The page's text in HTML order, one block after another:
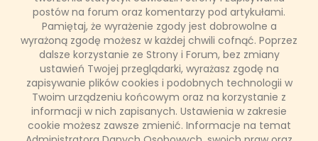
postów na forum oraz komentarzy pod artykułami.
Pamiętaj, że wyrażenie zgody jest dobrowolne a
wyrażoną zgodę możesz w każdej chwili cofnąć. Poprzez
dalsze korzystanie ze Strony i Forum, bez zmiany
ustawień Twojej przeglądarki, wyrażasz zgodę na
zapisywanie plików cookies i podobnych technologii w
Twoim urządzeniu końcowym oraz na korzystanie z
informacji w nich zapisanych. Ustawienia w zakresie
cookie możesz zawsze zmienić. Informacje na temat
magiczny klimat świąt. 24 grudnia o godz. 15:05 wprost z
Kontrkatedry Matki Bożej Zwycięskiej na warszawskim
Grochowie TVN zaprasza na wspólne kolędowanie z udziałem
znamienitych artystów.
Łukasz Ropczyński
18 grudnia 2024, 13:52
(0 komentarzy)